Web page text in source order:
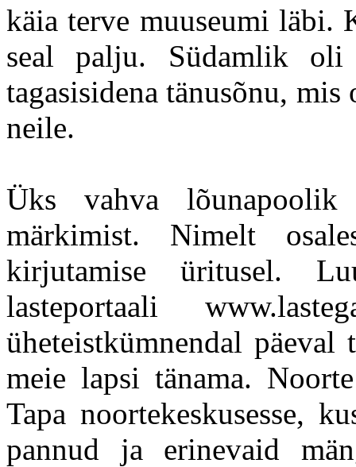
käia terve muuseumi läbi.
seal palju. Südamlik oli
tagasisidena tänusõnu,
neile.
Üks vahva lõunapoolik
märkimist. Nimelt
kirjutamise üritusel.
lasteportaali
üheteistkümnendal
meie lapsi tänama.
Tapa noortekeskusesse,
pannud ja erinevaid